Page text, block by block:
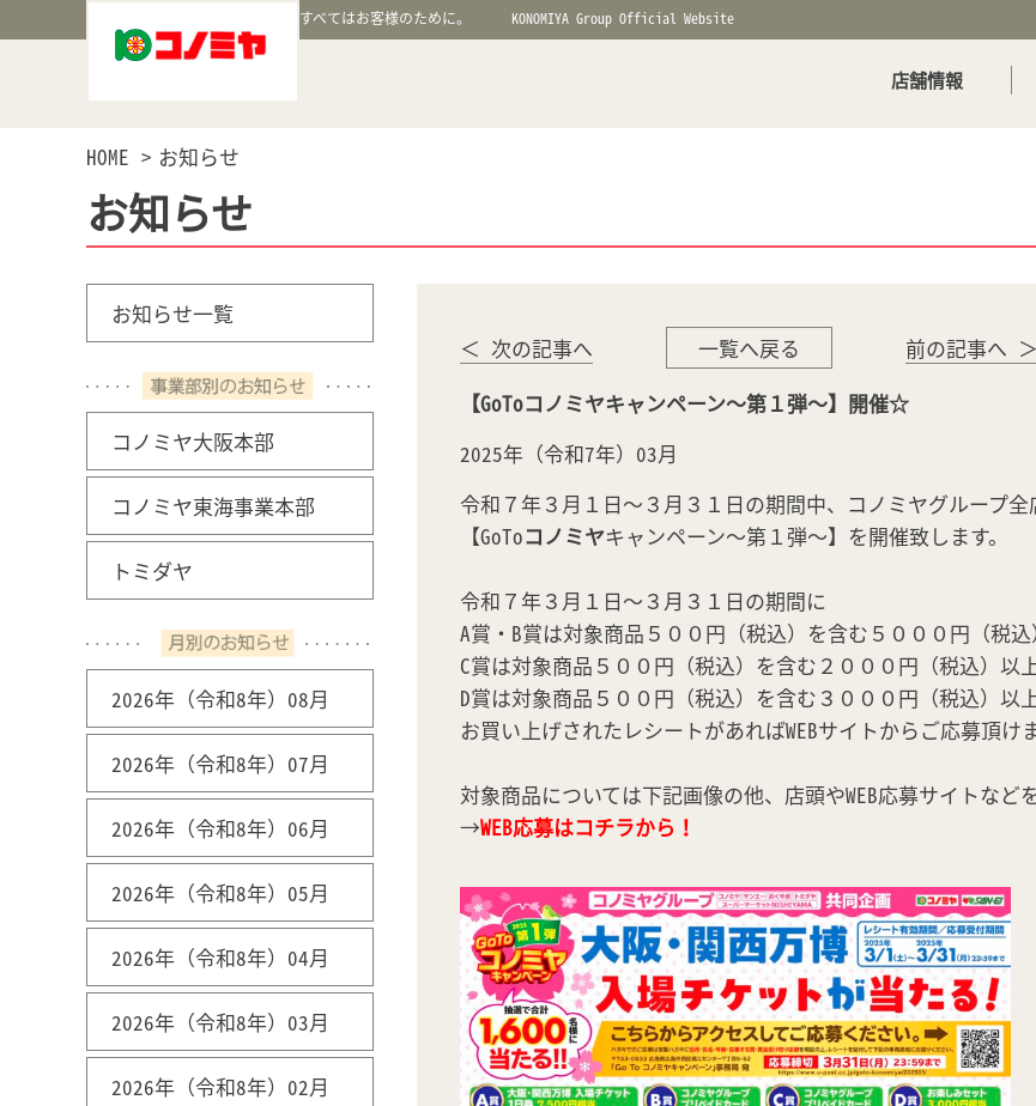
すべてはお客様のために。 KONOMIYA Group Official Website
店舗情報
HOME お知らせ
お知らせ
お知らせ一覧
コノミヤ大阪本部
コノミヤ東海事業本部
トミダヤ
2026年（令和8年）08月
2026年（令和8年）07月
2026年（令和8年）06月
2026年（令和8年）05月
2026年（令和8年）04月
2026年（令和8年）03月
2026年（令和8年）02月
＜ 次の記事へ 一覧へ戻る
前の記事へ ＞
【GoToコノミヤキャンペーン～第１弾～】開催☆
2025年（令和7年）03月
令和７年３月１日～３月３１日の期間中、コノミヤグループ全
【GoToコノミヤキャンペーン～第１弾～】を開催致します。
令和７年３月１日～３月３１日の期間に
A賞・B賞は対象商品５００円（税込）を含む５０００円（税込
C賞は対象商品５００円（税込）を含む２０００円（税込）以上
D賞は対象商品５００円（税込）を含む３０００円（税込）以上
お買い上げされたレシートがあればWEBサイトからご応募頂け
対象商品については下記画像の他、店頭やWEB応募サイトなど
→WEB応募はコチラから！